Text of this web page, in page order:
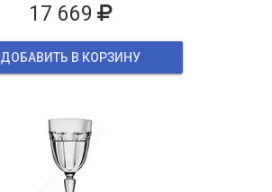
17 669
ДОБАВИТЬ В КОРЗИНУ